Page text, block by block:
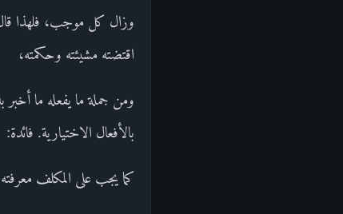
وزال كل موجب، فلهذا قال
اقتضته مشيئته وحكمته،
ومن جملة ما يفعله ما أخبر
بالأفعال الاختيارية. فائدة:
كما يجب على المكلف